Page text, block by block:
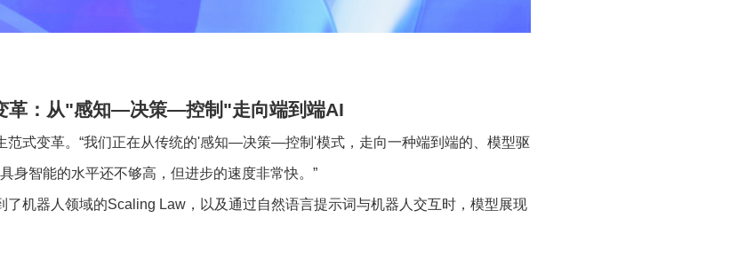
革：从"感知—决策—控制 "走向端到端AI
式变革。 “我们正在从传统的'感知—决策—控制 '模式，走向一种端到端的、模型驱
身智能的水平还不够高，但进步的速度非常快。 ”
了机器人领域的Scaling Law ，以及通过自然语言提示词与机器人交互时，模型展现